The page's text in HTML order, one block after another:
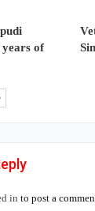
of
in to post a